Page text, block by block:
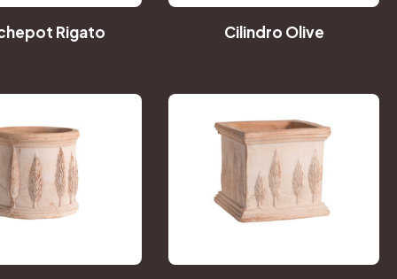
Rigato Cilindro Olive